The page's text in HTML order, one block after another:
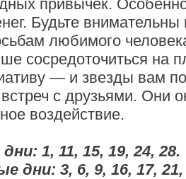
привычек.
Будьте внимательны
любимого
сосредоточиться на
— и звезды вам
с друзьями. Они
воздействие.
1, 11, 15, 19, 24, 28.
дни: 3, 6, 9, 16, 17, 21,